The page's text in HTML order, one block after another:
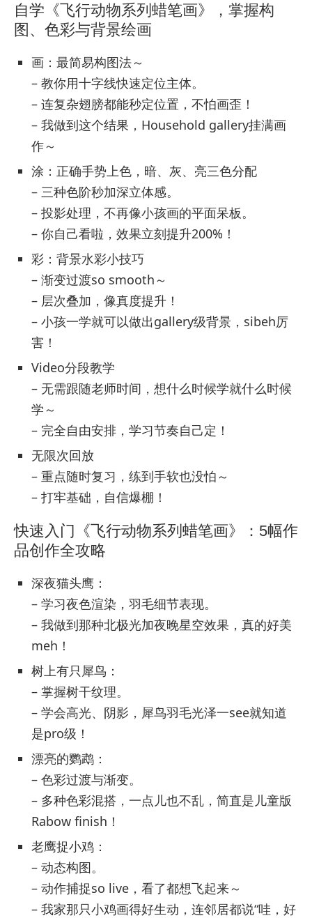
自学《飞行动物系列蜡笔画》，掌握构
图、色彩与背景绘画
画：最简易构图法～
– 教你用十字线快速定位主体。
– 连复杂翅膀都能秒定位置，不怕画歪！
– 我做到这个结果，Household gallery挂满画
作～
涂：正确手势上色，暗、灰、亮三色分配
– 三种色阶秒加深立体感。
– 投影处理，不再像小孩画的平面呆板。
– 你自己看啦，效果立刻提升200%！
彩：背景水彩小技巧
– 渐变过渡so smooth～
– 层次叠加，像真度提升！
– 小孩一学就可以做出gallery级背景，sibeh厉
害！
Video分段教学
– 无需跟随老师时间，想什么时候学就什么时候
学～
– 完全自由安排，学习节奏自己定！
无限次回放
– 重点随时复习，练到手软也没怕～
– 打牢基础，自信爆棚！
快速入门《飞行动物系列蜡笔画》：5幅作
品创作全攻略
深夜猫头鹰：
– 学习夜色渲染，羽毛细节表现。
– 我做到那种北极光加夜晚星空效果，真的好美
meh！
树上有只犀鸟：
– 掌握树干纹理。
– 学会高光、阴影，犀鸟羽毛光泽一see就知道
是pro级！
漂亮的鹦鹉：
– 色彩过渡与渐变。
– 多种色彩混搭，一点儿也不乱，简直是儿童版
Rabow finish！
老鹰捉小鸡：
– 动态构图。
– 动作捕捉so live，看了都想飞起来～
– 我家那只小鸡画得好生动，连邻居都说“哇，好